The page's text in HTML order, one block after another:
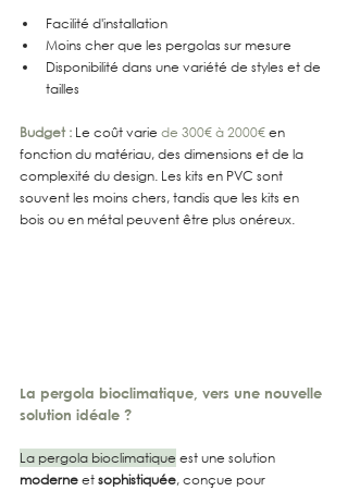
Facilité d'installation
Moins cher que les pergolas sur mesure
Disponibilité dans une variété de styles et de
tailles
Budget : Le coût varie de 300€ à 2000€ en
fonction du matériau, des dimensions et de la
complexité du design. Les kits en PVC sont
souvent les moins chers, tandis que les kits en
bois ou en métal peuvent être plus onéreux.
La pergola bioclimatique, vers une nouvelle
solution idéale ?
La pergola bioclimatique est une solution
moderne et sophistiquée, conçue pour